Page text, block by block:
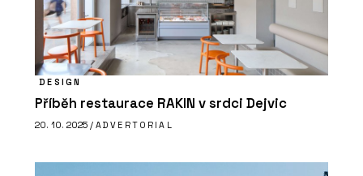
DESIGN
Příběh restaurace RAKIN v srdci Dejvic
20. 10. 2025 / ADVERTORIAL